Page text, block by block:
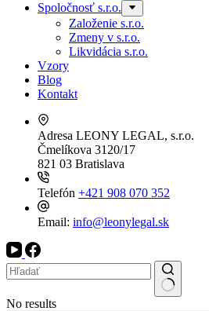
Spoločnosť s.r.o.
Založenie s.r.o.
Zmeny v s.r.o.
Likvidácia s.r.o.
Vzory
Blog
Kontakt
Adresa LEONY LEGAL, s.r.o.
Čmelíkova 3120/17
821 03 Bratislava
Telefón +421 908 070 352
Email: info@leonylegal.sk
No results